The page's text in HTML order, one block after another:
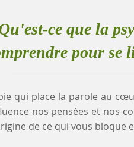
ce que la
pour se
qui place la parole au
nos pensées et nos
de ce qui vous bloque